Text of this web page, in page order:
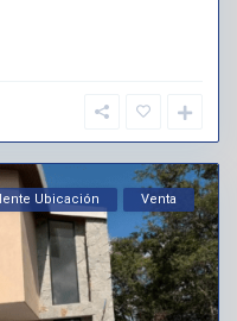
Ubicación Venta